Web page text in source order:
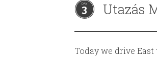
3 Utazás
Today we‎ drive